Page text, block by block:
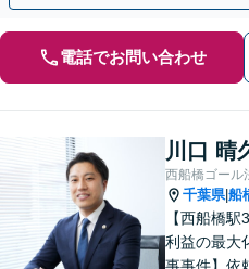
電話でお問い合わせ
川口 晴
西船橋ゴール
千葉県|船
【西船橋
利益の最大
事事件】依